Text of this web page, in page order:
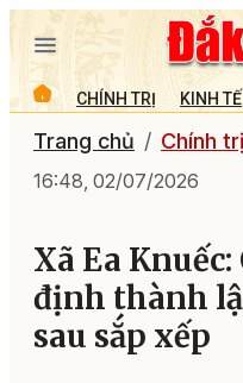
CHÍNH TRỊ KINH TẾ
Trang chủ Chính trị
16:48, 02/07/2026
Xã Ea
định thành
sau sắp xếp